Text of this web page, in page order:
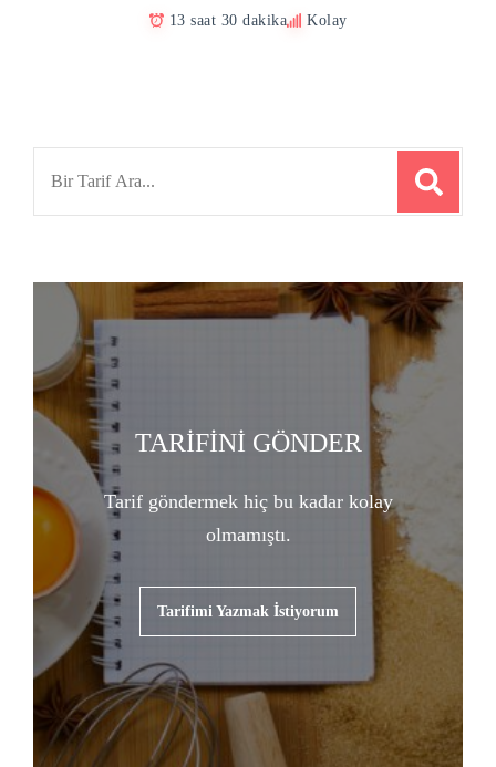
13 saat 30 dakika Kolay
TARİFİNİ GÖNDER
Tarif göndermek hiç bu kadar kolay
olmamıştı.
Tarifimi Yazmak İstiyorum